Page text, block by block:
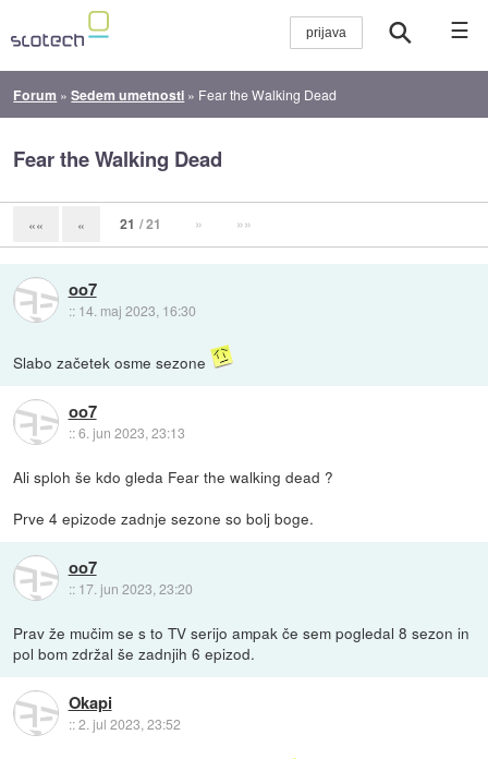
☰
Forum »Sedem umetnosti » Fear the Walking Dead
Fear the Walking Dead
«« « 21 / 21 » »»
oo7
:: 14. maj 2023, 16:30
Slabo začetek osme sezone
oo7
::6. jun 2023, 23:13
Ali sploh še kdo gleda Fear the walking dead ?
Prve 4 epizode zadnje sezone so bolj boge.
oo7
:: 17. jun 2023, 23:20
Prav že mučim se s to TV serijo ampak če sem pogledal 8 sezon in
pol bom zdržal še zadnjih 6 epizod.
Okapi
::2. jul 2023, 23:52